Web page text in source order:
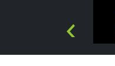
P
e